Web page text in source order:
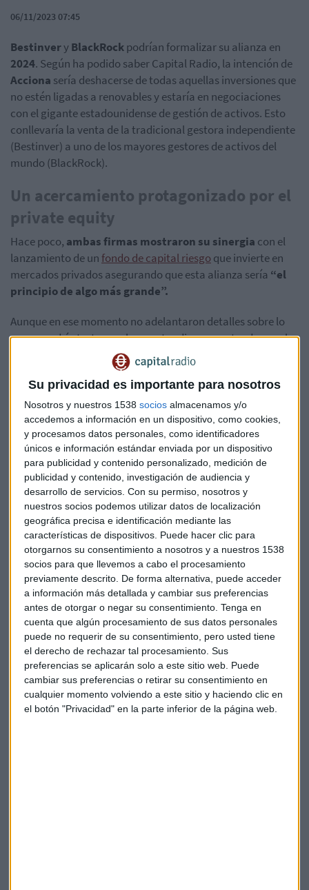
Su privacidad es importante para nosotros
Nosotros y nuestros 1538 socios almacenamos y/o
accedemos a información en un dispositivo, como cookies,
y procesamos datos personales, como identificadores
únicos e información estándar enviada por un dispositivo
para publicidad y contenido personalizado, medición de
publicidad y contenido, investigación de audiencia y
desarrollo de servicios. Con su permiso, nosotros y
nuestros socios podemos utilizar datos de localización
geográfica precisa e identificación mediante las
características de dispositivos. Puede hacer clic para
otorgarnos su consentimiento a nosotros y a nuestros 1538
socios para que llevemos a cabo el procesamiento
previamente descrito. De forma alternativa, puede acceder
a información más detallada y cambiar sus preferencias
antes de otorgar o negar su consentimiento. Tenga en
cuenta que algún procesamiento de sus datos personales
puede no requerir de su consentimiento, pero usted tiene
el derecho de rechazar tal procesamiento. Sus
preferencias se aplicarán solo a este sitio web. Puede
cambiar sus preferencias o retirar su consentimiento en
cualquier momento volviendo a este sitio y haciendo clic en
el botón "Privacidad" en la parte inferior de la página web.
06/11/2023 07:45
BestinveryBlackRockpodrían formalizar su alianza en
2024. Según ha podido saber Capital Radio, la intención de
Acciona sería deshacerse de todas aquellas inversiones que
no estén ligadas a renovables y estaría en negociaciones
con el gigante estadounidense de gestión de activos. Esto
conllevaría la venta de la tradicional gestora independiente
(Bestinver) a uno de los mayores gestores de activos del
mundo (BlackRock).
Un acercamiento protagonizado por el
private equity
Hace poco, ambas firmas mostraron su sinergia con el
lanzamiento de unfondo de capital riesgo que invierte en
mercados privados asegurando que esta alianza sería “el
principio de algo más grande”.
Aunque en ese momento no adelantaron detalles sobre lo
que se podría tratar, ambas partes dieron a entender que la
unión iba más allá de un producto para hacerse hueco en el
De producirse la operación, las condiciones supondrían
tanto la venta de la cartera de Bestinver, como de su
negocio.
La que hasta ahora sería elbrazo inversor de la familia
Entrecanalesseguiría operando de manera
‘independiente’ durante un tiempo para despuésacabar
integrando sus productosbajo el paraguas deBlackRock
Una gestora que ha visto nacer
estrellas de la inversión
Capital Radiose ha puesto en contacto con las dos partes.
La firma liderada por Enrique Pérez- Pláha descartado
hacer comentarios sobre el asuntoy desde BlackRock
niegan la noticia.
No sería la primera vez que el Grupo Acciona intenta
deshacerse de la gestora. Hace seis años ya habría
escuchado ofertas para su negocio de inversiones, aunque